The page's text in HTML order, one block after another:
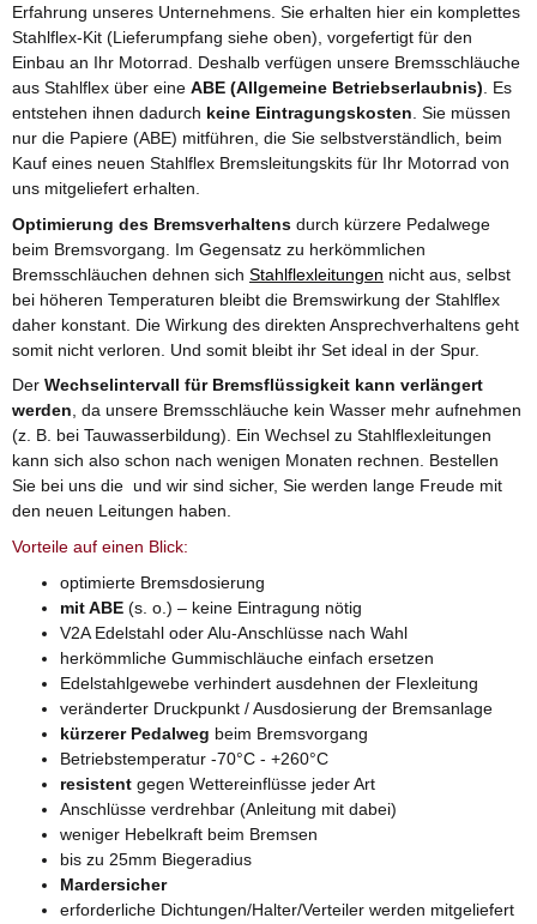
Erfahrung unseres Unternehmens. Sie erhalten hier ein komplettes
Stahlflex-Kit (Lieferumpfang siehe oben), vorgefertigt für den
Einbau an Ihr Motorrad. Deshalb verfügen unsere Bremsschläuche
aus Stahlflex über eine ABE (Allgemeine Betriebserlaubnis) . Es
entstehen ihnen dadurch keine Eintragungskosten . Sie müssen
nur die Papiere (ABE) mitführen, die Sie selbstverständlich, beim
Kauf eines neuen Stahlflex Bremsleitungskits für Ihr Motorrad von
uns mitgeliefert erhalten.
Optimierung des Bremsverhaltens durch kürzere Pedalwege
beim Bremsvorgang. Im Gegensatz zu herkömmlichen
Bremsschläuchen dehnen sich Stahlflexleitungen nicht aus, selbst
bei höheren Temperaturen bleibt die Bremswirkung der Stahlflex
daher konstant. Die Wirkung des direkten Ansprechverhaltens geht
somit nicht verloren. Und somit bleibt ihr Set ideal in der Spur.
Der Wechselintervall für Bremsflüssigkeit kann verlängert
werden, da unsere Bremsschläuche kein Wasser mehr aufnehmen
(z. B. bei Tauwasserbildung). Ein Wechsel zu Stahlflexleitungen
kann sich also schon nach wenigen Monaten rechnen. Bestellen
Sie bei uns die und wir sind sicher, Sie werden lange Freude mit
den neuen Leitungen haben.
Vorteile auf einen Blick:
optimierte Bremsdosierung
mit ABE (s. o.) – keine Eintragung nötig
V2A Edelstahl oder Alu-Anschlüsse nach Wahl
herkömmliche Gummischläuche einfach ersetzen
Edelstahlgewebe verhindert ausdehnen der Flexleitung
veränderter Druckpunkt / Ausdosierung der Bremsanlage
kürzerer Pedalweg beim Bremsvorgang
Betriebstemperatur -70°C - +260°C
resistent gegen Wettereinflüsse jeder Art
Anschlüsse verdrehbar (Anleitung mit dabei)
weniger Hebelkraft beim Bremsen
bis zu 25mm Biegeradius
Mardersicher
erforderliche Dichtungen/Halter/Verteiler werden mitgeliefert